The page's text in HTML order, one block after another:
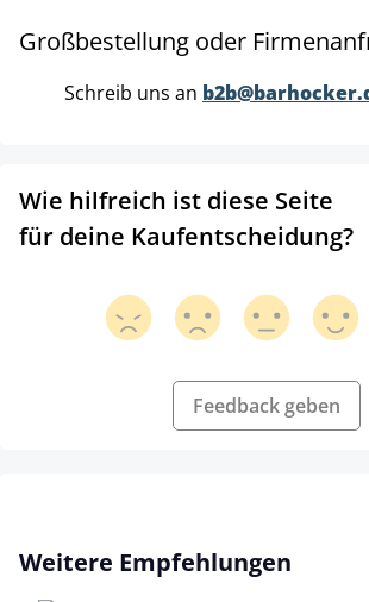
Großbestellung oder
Schreib uns an
Wie hilfreich ist diese Seite
für deine Kaufentscheidung?
Feedback geben
Produktgalerie überspringen
Weitere Empfehlungen